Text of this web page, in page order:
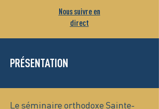
Nous suivre en
direct
PRÉSENTATION
Le séminaire orthodoxe Sainte-